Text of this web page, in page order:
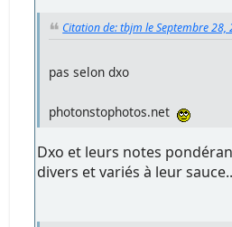
Citation de: tbjm le Septembre 28,
pas selon dxo
photonstophotos.net
Dxo et leurs notes
divers et variés à leur